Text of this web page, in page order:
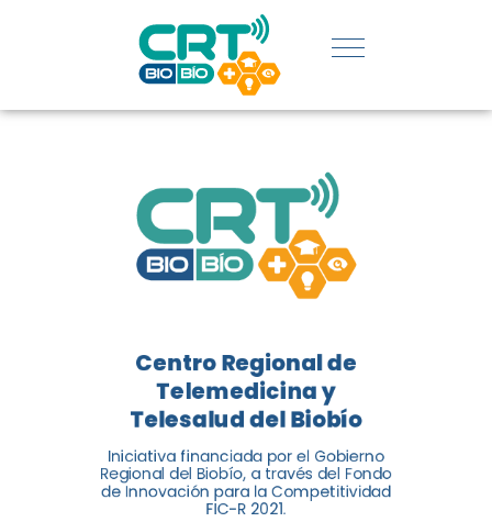
REGIÓN:
CONOCE
LOGROS
DE CRT
BIOBÍO
El Centro Regional de
Telemedicina y Telesalud del
Biobío presenta el balance de
tres años acercando la salud
digital a los habitantes...
Centro Regional de
Telemedicina y
Telesalud del Biobío
Iniciativa financiada por el Gobierno
Regional del Biobío, a través del Fondo
de Innovación para la Competitividad
FIC-R 2021.